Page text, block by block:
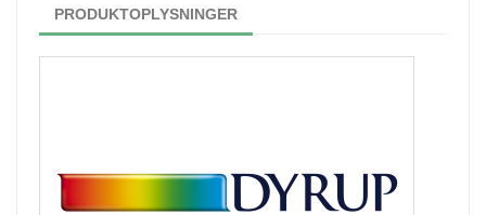
PRODUKTOPLYSNINGER